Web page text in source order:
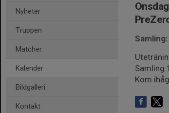
Nyheter
Truppen
Matcher
Kalender
Bildgalleri
Kontakt
Samling
Kom